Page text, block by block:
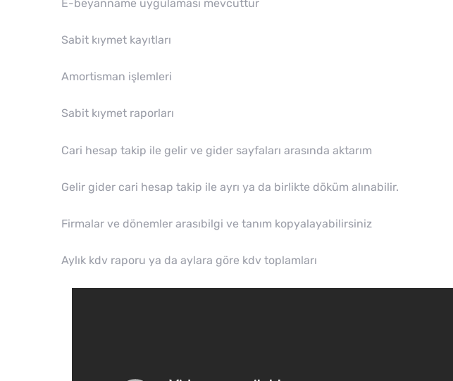
E-beyanname uygulaması mevcuttur
Sabit kıymet kayıtları
Amortisman işlemleri
Sabit kıymet raporları
Cari hesap takip ile gelir ve gider sayfaları arasında aktarım
Gelir gider cari hesap takip ile ayrı ya da birlikte döküm alınabilir.
Firmalar ve dönemler arasıbilgi ve tanım kopyalayabilirsiniz
Aylık kdv raporu ya da aylara göre kdv toplamları